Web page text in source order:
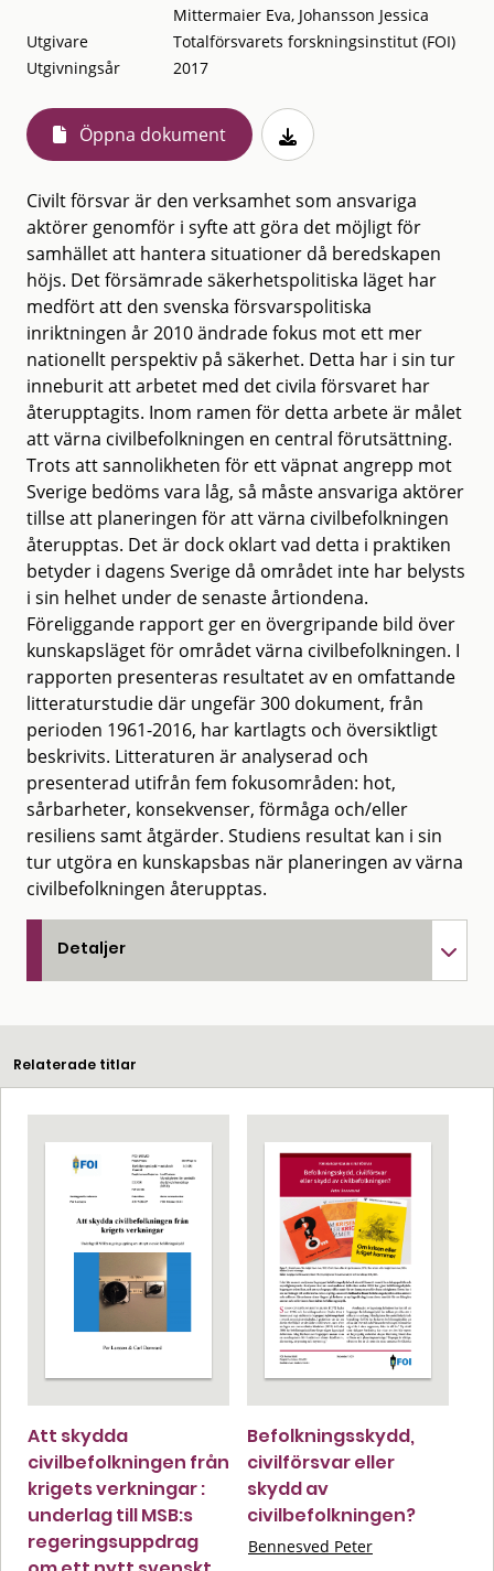
Mittermaier Eva, Johansson Jessica
Utgivare
Totalförsvarets forskningsinstitut (FOI)
Utgivningsår
2017
Öppna dokument
Civilt försvar är den verksamhet som ansvariga
aktörer genomför i syfte att göra det möjligt för
samhället att hantera situationer då beredskapen
höjs. Det försämrade säkerhetspolitiska läget har
medfört att den svenska försvarspolitiska
inriktningen år 2010 ändrade fokus mot ett mer
nationellt perspektiv på säkerhet. Detta har i sin tur
inneburit att arbetet med det civila försvaret har
återupptagits. Inom ramen för detta arbete är målet
att värna civilbefolkningen en central förutsättning.
Trots att sannolikheten för ett väpnat angrepp mot
Sverige bedöms vara låg, så måste ansvariga aktörer
tillse att planeringen för att värna civilbefolkningen
återupptas. Det är dock oklart vad detta i praktiken
betyder i dagens Sverige då området inte har belysts
i sin helhet under de senaste årtiondena.
Föreliggande rapport ger en övergripande bild över
kunskapsläget för området värna civilbefolkningen. I
rapporten presenteras resultatet av en omfattande
litteraturstudie där ungefär 300 dokument, från
perioden 1961-2016, har kartlagts och översiktligt
beskrivits. Litteraturen är analyserad och
presenterad utifrån fem fokusområden: hot,
sårbarheter, konsekvenser, förmåga och/eller
resiliens samt åtgärder. Studiens resultat kan i sin
tur utgöra en kunskapsbas när planeringen av värna
civilbefolkningen återupptas.
Detaljer
Relaterade titlar
Att skydda
civilbefolkningen från
krigets verkningar :
underlag till MSB:s
regeringsuppdrag
Befolkningsskydd,
civilförsvar eller
skydd av
civilbefolkningen?
Bennesved Peter